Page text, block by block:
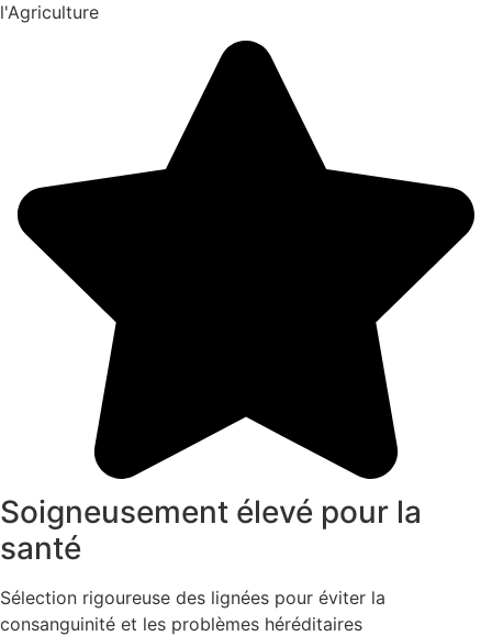
l'Agriculture
Soigneusement élevé pour la
santé
Sélection rigoureuse des lignées pour éviter la
consanguinité et les problèmes héréditaires